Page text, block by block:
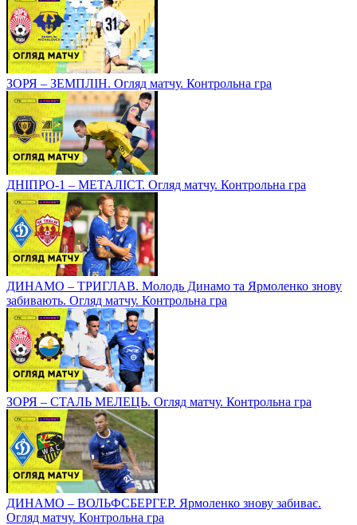
ЗОРЯ – ЗЕМПЛІН. Огляд матчу. Контрольна гра
ДНІПРО-1 – МЕТАЛІСТ. Огляд матчу. Контрольна гра
ДИНАМО – ТРИГЛАВ. Молодь Динамо та Ярмоленко знову
забивають. Огляд матчу. Контрольна гра
ЗОРЯ – СТАЛЬ МЕЛЕЦЬ. Огляд матчу. Контрольна гра
ДИНАМО – ВОЛЬФСБЕРГЕР. Ярмоленко знову забиває.
Огляд матчу. Контрольна гра